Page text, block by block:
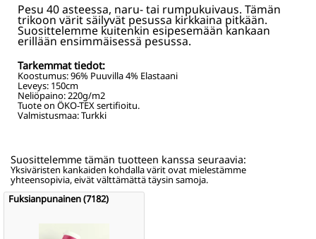
Pesu 40 asteessa, naru- tai rumpukuivaus. Tämän
trikoon värit säilyvät pesussa kirkkaina pitkään.
Suosittelemme kuitenkin esipesemään kankaan
erillään ensimmäisessä pesussa.
Tarkemmat tiedot:
Koostumus:96% Puuvilla 4% Elastaani
Leveys: 150cm
Neliöpaino:220g/m2
Tuote on ÖKO-TEX sertifioitu.
Valmistusmaa: Turkki
Suosittelemme tämän tuotteen kanssa seuraavia:
Yksiväristen kankaiden kohdalla värit ovat mielestämme
yhteensopivia, eivät välttämättä täysin samoja.
Fuksianpunainen (7182)